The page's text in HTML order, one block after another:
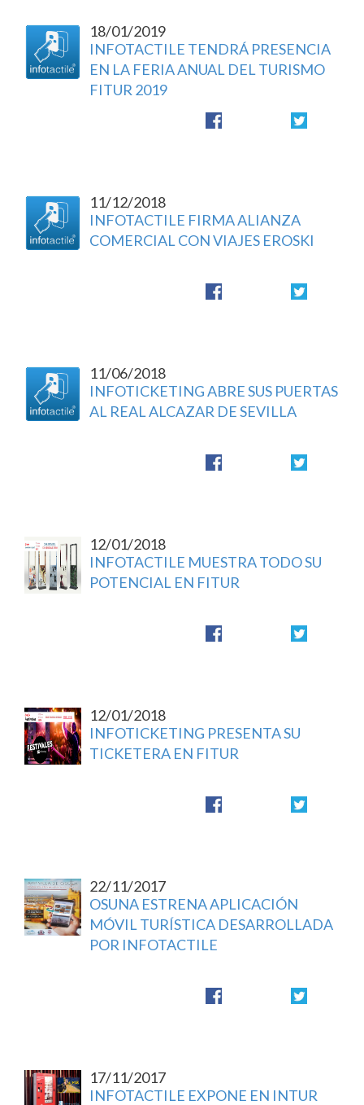
18/01/2019
INFOTACTILE TENDRÁ PRESENCIA
EN LA FERIA ANUAL DEL TURISMO
FITUR 2019
11/12/2018
INFOTACTILE FIRMA ALIANZA
COMERCIAL CON VIAJES EROSKI
11/06/2018
INFOTICKETING ABRE SUS PUERTAS
AL REAL ALCAZAR DE SEVILLA
12/01/2018
INFOTACTILE MUESTRA TODO SU
POTENCIAL EN FITUR
12/01/2018
INFOTICKETING PRESENTA SU
TICKETERA EN FITUR
22/11/2017
OSUNA ESTRENA APLICACIÓN
MÓVIL TURÍSTICA DESARROLLADA
POR INFOTACTILE
17/11/2017
INFOTACTILE EXPONE EN INTUR